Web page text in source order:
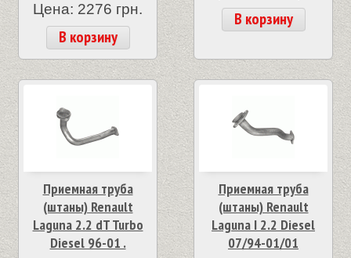
Цена: 2276 грн.
В корзину
В корзину
Приемная труба
(штаны) Renault
Laguna 2.2 dT Turbo
Diesel 96-01 .
Приемная труба
(штаны) Renault
Laguna I 2.2 Diesel
07/94-01/01